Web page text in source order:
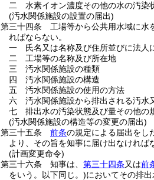
二
水素イオン濃度その他の水の汚染
(汚水関係施設の設置の届出)
第三十四条
工場等から公共用水域に水
ればならない。
一
氏名又は名称及び住所並びに法人
二
工場等の名称及び所在地
三
汚水関係施設の種類
四
汚水関係施設の構造
五
汚水関係施設の使用の方法
六
汚水関係施設から排出される汚水
七
排出水の汚染状態及び量その他の
(汚水関係施設の構造等の変更の届出)
第三十五条
前条の規定による届出をし
より、その旨を知事に届け出なければ
(計画変更命令)
第三十六条
知事は、 第三十四条又は前
をいう。以下同じ。)においてその排